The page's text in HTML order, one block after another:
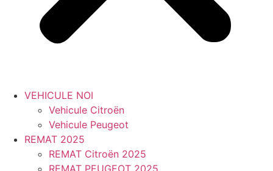
VEHICULE NOI
Vehicule Citroën
Vehicule Peugeot
REMAT 2025
REMAT Citroën 2025
REMAT PEUGEOT 2025